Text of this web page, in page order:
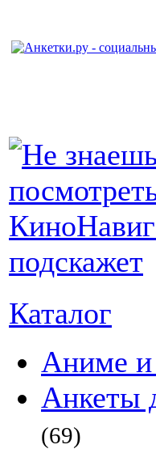
Каталог
Аниме
Анкеты
(69)